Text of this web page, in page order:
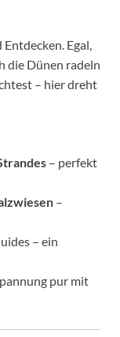
Egal,
die Dünen radeln
– hier dreht
– perfekt
–
– ein
pur mit